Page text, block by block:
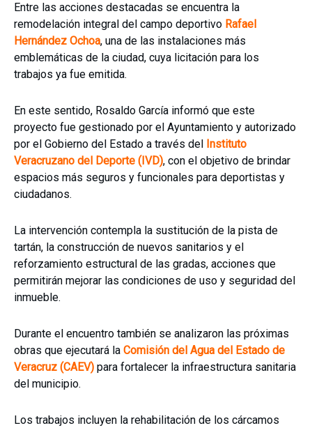
Entre las acciones destacadas se encuentra la
remodelación integral del campo deportivo Rafael
Hernández Ochoa, una de las instalaciones más
emblemáticas de la ciudad, cuya licitación para los
trabajos ya fue emitida.
En este sentido, Rosaldo García informó que este
proyecto fue gestionado por el Ayuntamiento y autorizado
por el Gobierno del Estado a través del
Instituto
Veracruzano del Deporte (IVD), con el objetivo de brindar
espacios más seguros y funcionales para deportistas y
ciudadanos.
La intervención contempla la sustitución de la pista de
tartán, la construcción de nuevos sanitarios y el
reforzamiento estructural de las gradas, acciones que
permitirán mejorar las condiciones de uso y seguridad del
inmueble.
Durante el encuentro también se analizaron las próximas
obras que ejecutará la Comisión del Agua del Estado de
Veracruz (CAEV) para fortalecer la infraestructura sanitaria
del municipio.
Los trabajos incluyen la rehabilitación de los cárcamos